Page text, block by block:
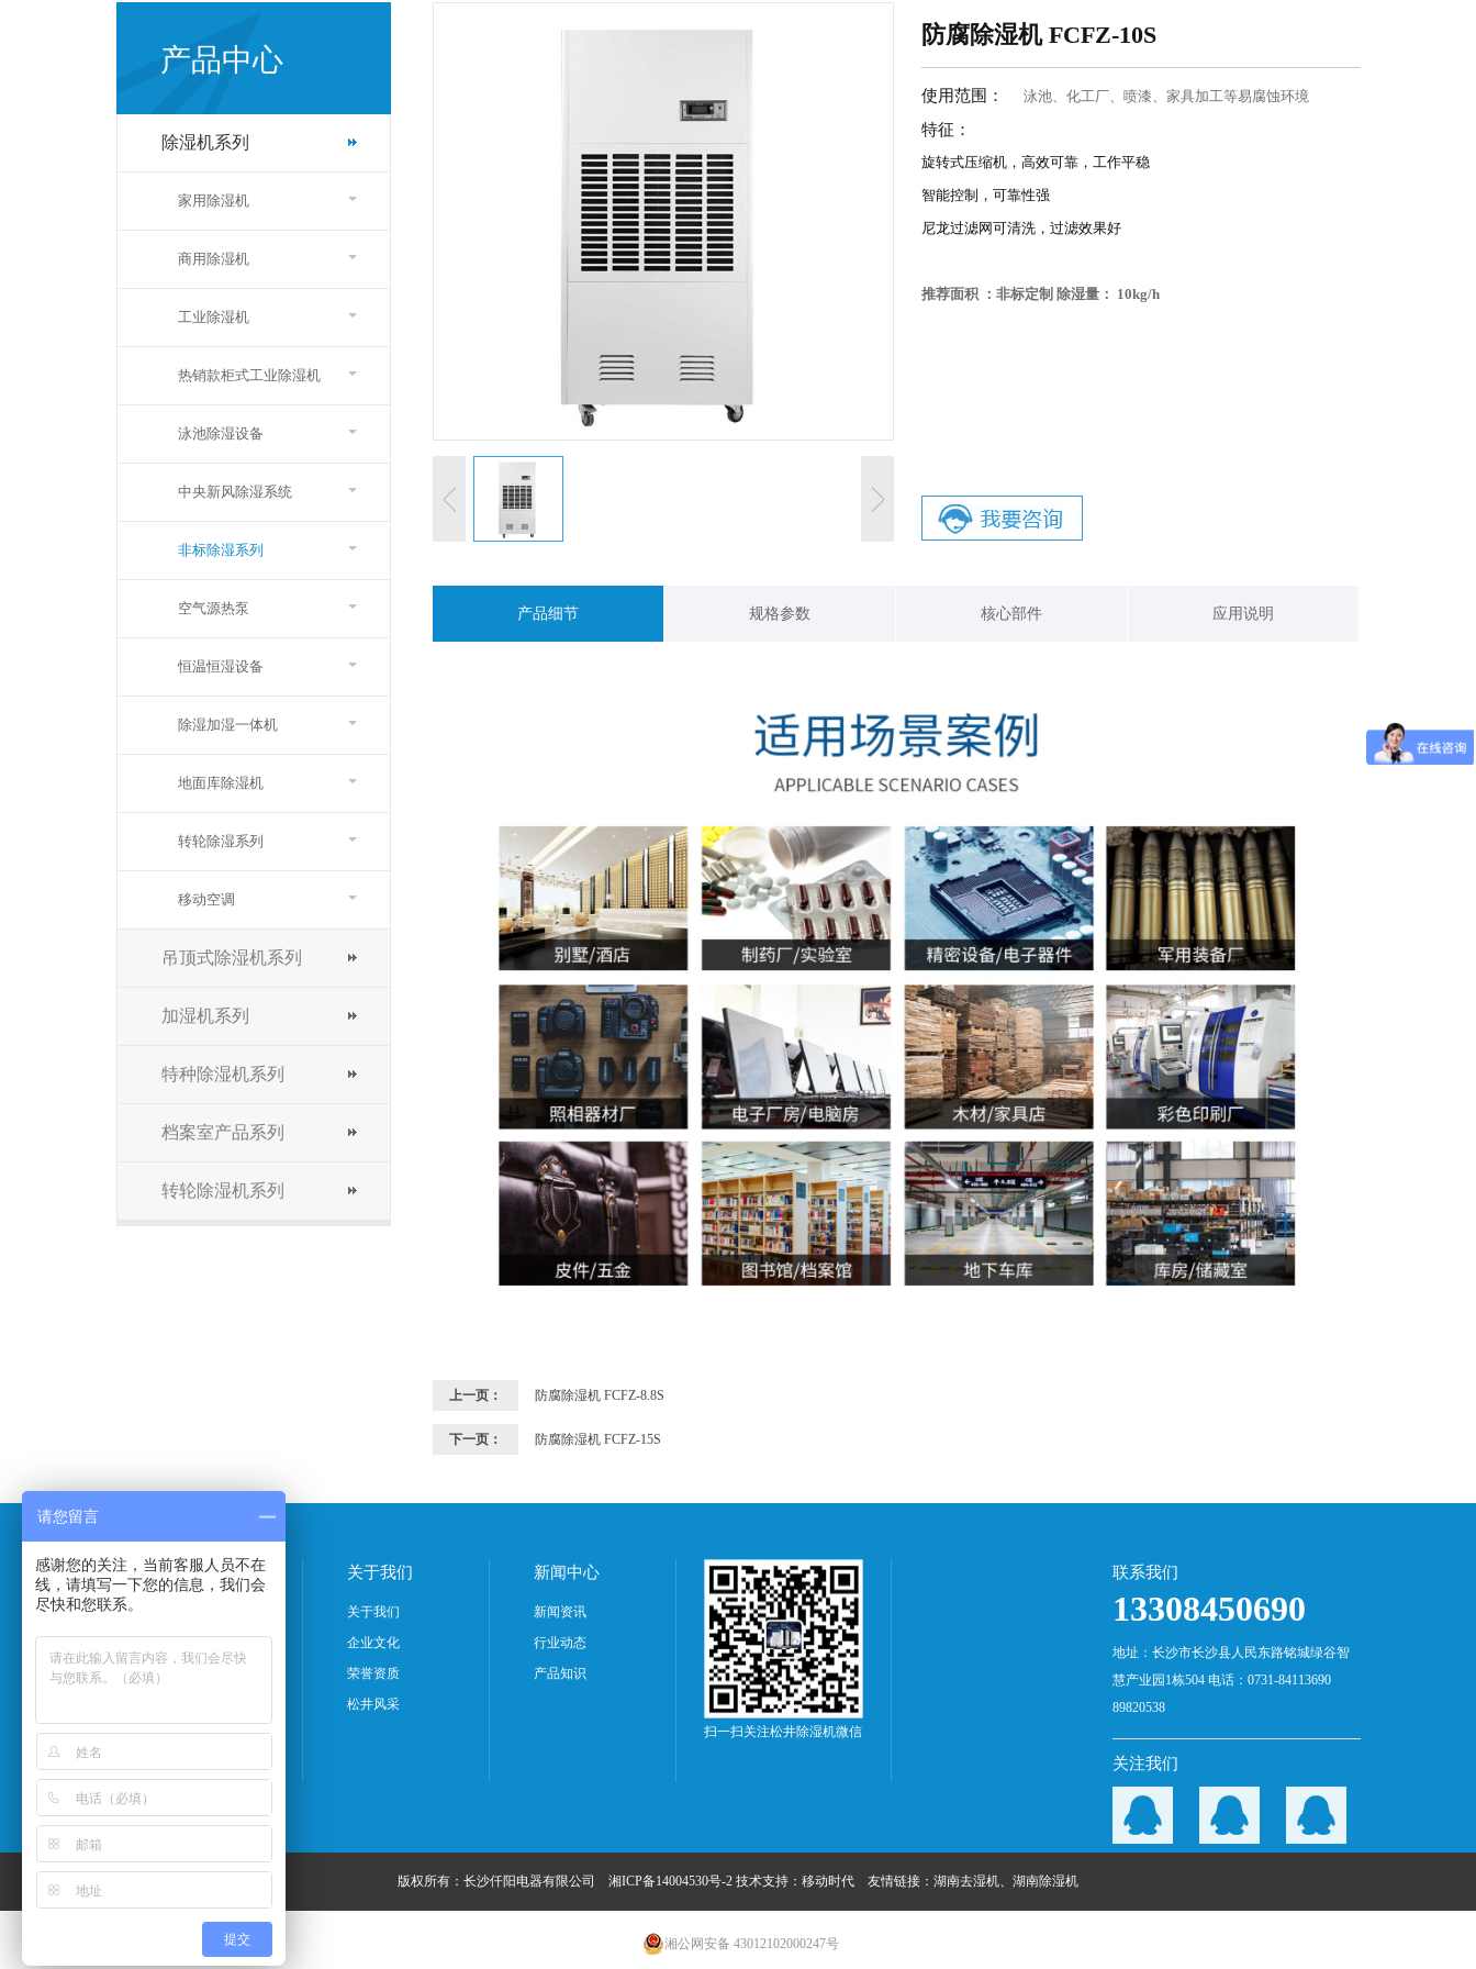
产品中心
除湿机系列
家用除湿机
商用除湿机
工业除湿机
热销款柜式工业除湿机
泳池除湿设备
中央新风除湿系统
非标除湿系列
空气源热泵
恒温恒湿设备
除湿加湿一体机
地面库除湿机
转轮除湿系列
移动空调
吊顶式除湿机系列
加湿机系列
特种除湿机系列
档案室产品系列
转轮除湿机系列
防腐除湿机 FCFZ-10S
使用范围： 泳池、化工厂、喷漆、家具加工等易腐蚀环境
特征：
旋转式压缩机，高效可靠，工作平稳
智能控制，可靠性强
尼龙过滤网可清洗，过滤效果好
推荐面积 ：非标定制 除湿量： 10kg/h
产品细节 规格参数 核心部件 应用说明
上一页： 防腐除湿机 FCFZ-8.8S
下一页： 防腐除湿机 FCFZ-15S
产品中心
吊顶式除湿机系列
档案室产品系列
关于我们
关于我们
企业文化
荣誉资质
松井风采
新闻中心
新闻资讯
行业动态
产品知识
扫一扫关注松井除湿机微信
联系我们
13308450690
地址：长沙市长沙县人民东路铭城绿谷智
慧产业园1栋504 电话：0731-84113690
89820538
关注我们
版权所有：长沙仟阳电器有限公司 湘ICP备14004530号-2 技术支持： 移动时代 友情链接： 湖南去湿机 湖南除湿机
湘公网安备 43012102000247号
请您留言
感谢您的关注，当前客服人员不在
线，请填写一下您的信息，我们会
尽快和您联系。
提交